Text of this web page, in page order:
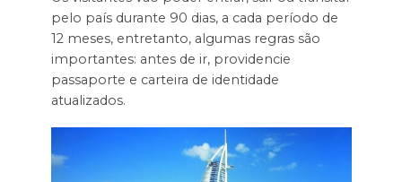
pelo país durante 90 dias, a cada período de
12 meses, entretanto, algumas regras são
importantes: antes de ir, providencie
passaporte e carteira de identidade
atualizados.